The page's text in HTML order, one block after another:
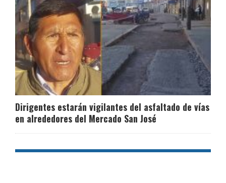
Dirigentes estarán vigilantes del asfaltado de vías
en alrededores del Mercado San José